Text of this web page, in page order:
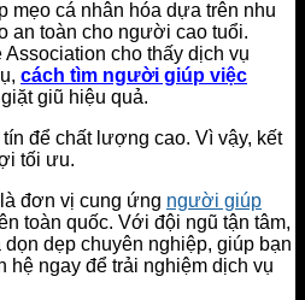
mẹo cá nhân hóa dựa trên nhu
an toàn cho người cao tuổi.
cho thấy dịch vụ
cách tìm người giúp việc
giũ hiệu quả.
để chất lượng cao. Vì vậy, kết
tối ưu.
đơn vị cung ứng người giúp
toàn quốc. Với đội ngũ tận tâm,
dẹp chuyên nghiệp, giúp bạn
hệ ngay để trải nghiệm dịch vụ